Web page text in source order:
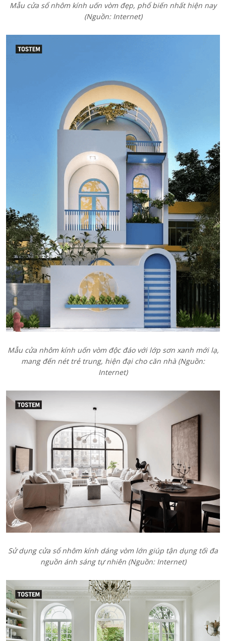
Mẫu cửa sổ nhôm kính uốn vòm đẹp, phổ biến nhất hiện nay
(Nguồn: Internet)
Mẫu cửa nhôm kính uốn vòm độc đáo với lớp sơn xanh mới lạ,
mang đến nét trẻ trung, hiện đại cho căn nhà (Nguồn:
Internet)
Sử dụng cửa sổ nhôm kính dáng vòm lớn giúp tận dụng tối đa
nguồn ánh sáng tự nhiên (Nguồn: Internet)